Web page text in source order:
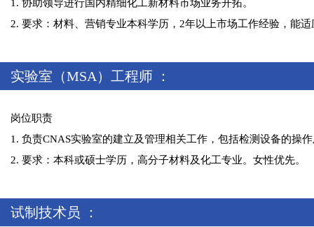
1. 协助领导进行国内精细化工新材料市场业务开拓。
2. 要求：材料、营销专业本科学历，2年以上市场工作经验，能适
实验室（MSA）工程师 ：
岗位职责
1. 负责CNAS实验室的建立及管理相关工作，包括检测设备的操
2. 要求：本科或硕士学历，高分子材料及化工专业。女性优先。
试制技术员 ：